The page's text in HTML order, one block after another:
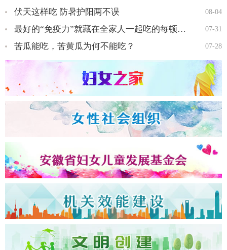
全国三八红旗手王会知…
全国三八红旗手李丹…
08-04
伏天这样吃 防暑护阳两不误
07-31
最好的“免疫力”就藏在全家人一起吃的每顿饭里…
07-28
苦瓜能吃，苦黄瓜为何不能吃？